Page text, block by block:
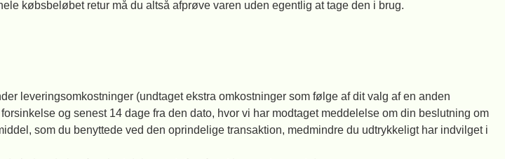
købsbeløbet retur må du altså afprøve varen uden egentlig at tage den i brug.
leveringsomkostninger (undtaget ekstra omkostninger som følge af dit valg af en anden
og senest 14 dage fra den dato, hvor vi har modtaget meddelelse om din beslutning om
som du benyttede ved den oprindelige transaktion, medmindre du udtrykkeligt har indvilget i